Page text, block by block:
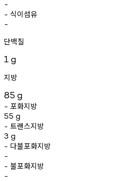
-
- 식이섬유
-
단백질
1 g
지방
85 g
- 포화지방
55 g
- 트랜스지방
3 g
- 다불포화지방
-
- 불포화지방
-